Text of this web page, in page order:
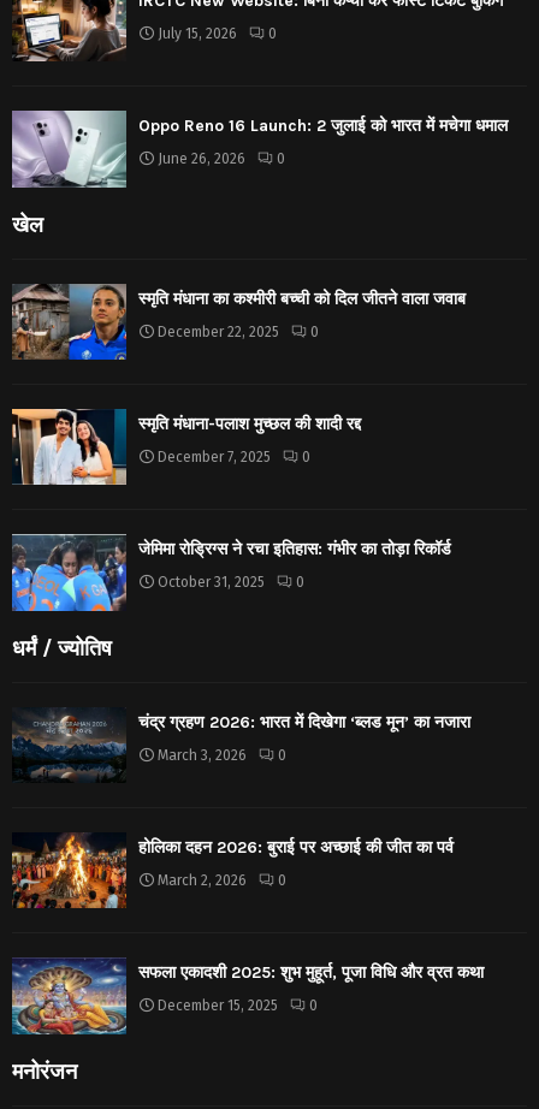
July 15, 2026 0
Oppo Reno 16 Launch: 2 जुलाई को भारत में मचेगा धमाल
June 26, 2026 0
खेल
स्मृति मंधाना का कश्मीरी बच्ची को दिल जीतने वाला जवाब
December 22, 2025 0
स्मृति मंधाना-पलाश मुच्छल की शादी रद्द
December 7, 2025 0
जेमिमा रोड्रिग्स ने रचा इतिहास: गंभीर का तोड़ा रिकॉर्ड
October 31, 2025 0
धर्मं / ज्योतिष
चंद्र ग्रहण 2026: भारत में दिखेगा ‘ब्लड मून’ का नजारा
March 3, 2026 0
होलिका दहन 2026: बुराई पर अच्छाई की जीत का पर्व
March 2, 2026 0
सफला एकादशी 2025: शुभ मुहूर्त, पूजा विधि और व्रत कथा
December 15, 2025 0
मनोरंजन